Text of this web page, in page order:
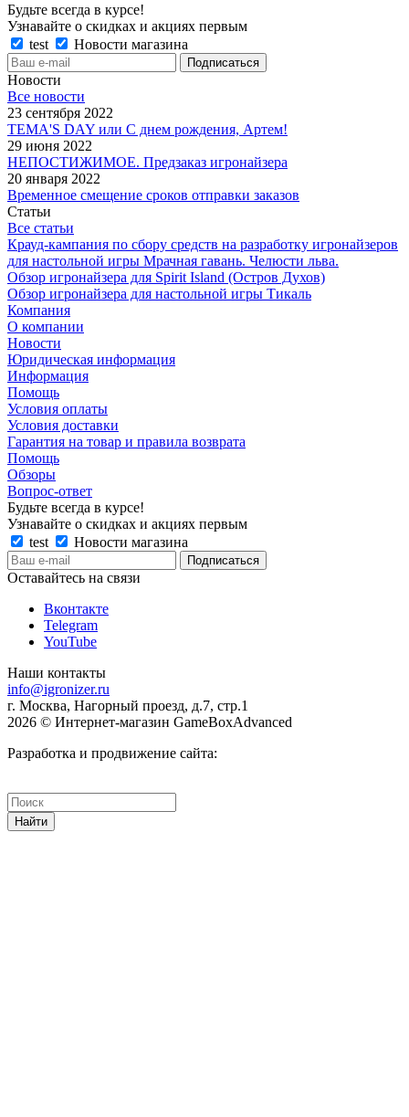
Будьте всегда в курсе!
Узнавайте о скидках и акциях первым
test
Новости магазина
Новости
Все новости
23 сентября 2022
TEMA'S DAY или С днем рождения, Артем!
29 июня 2022
НЕПОСТИЖИМОЕ. Предзаказ игронайзера
20 января 2022
Временное смещение сроков отправки заказов
Статьи
Все статьи
Крауд-кампания по сбору средств на разработку игронайзеров
для настольной игры Мрачная гавань. Челюсти льва.
Обзор игронайзера для Spirit Island (Остров Духов)
Обзор игронайзера для настольной игры Тикаль
Компания
О компании
Новости
Юридическая информация
Информация
Помощь
Условия оплаты
Условия доставки
Гарантия на товар и правила возврата
Помощь
Обзоры
Вопрос-ответ
Будьте всегда в курсе!
Узнавайте о скидках и акциях первым
test
Новости магазина
Оставайтесь на связи
Вконтакте
Telegram
YouTube
Наши контакты
info@igronizer.ru
г. Москва, Нагорный проезд, д.7, стр.1
2026 © Интернет-магазин GameBoxAdvanced
Разработка и продвижение сайта:
Найти